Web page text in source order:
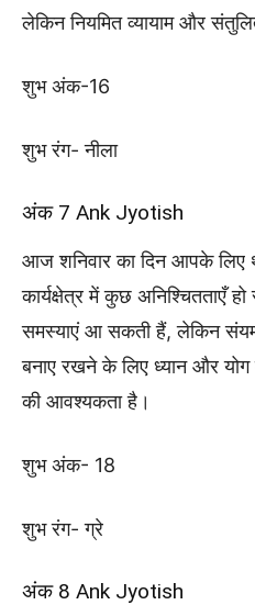
लेकिन नियमित व्यायाम और
शुभ अंक-16
शुभ रंग- नीला
अंक 7 Ank Jyotish
आज शनिवार का दिन आपके लिए
कार्यक्षेत्र में कुछ अनिश्चितताएँ
समस्याएं आ सकती हैं, लेकिन
बनाए रखने के लिए ध्यान और
की आवश्यकता है।
शुभ अंक- 18
शुभ रंग- ग्रे
अंक 8 Ank Jyotish